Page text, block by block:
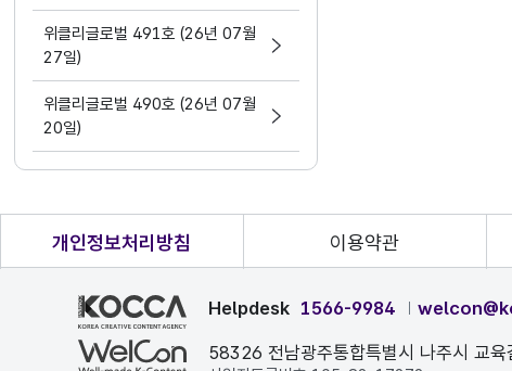
위클리글로벌 491호 (26년 07월
27일)
위클리글로벌 490호 (26년 07월
20일)
개인정보처리방침 이용약관
Helpdesk 1566-9984
58326 전남광주통합특별시 나주시 교